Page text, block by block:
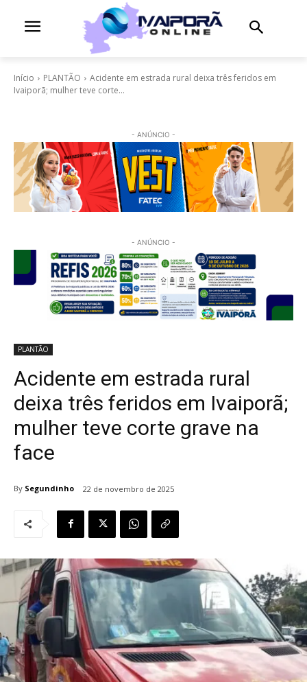
Início PLANTÃO
Acidente em estrada rural deixa três feridos em
Ivaiporã; mulher teve corte...
- ANÚNCIO -
- ANÚNCIO -
PLANTÃO
Acidente em estrada rural
deixa três feridos em Ivaiporã;
mulher teve corte grave na
face
By Segundinho 22 de novembro de 2025